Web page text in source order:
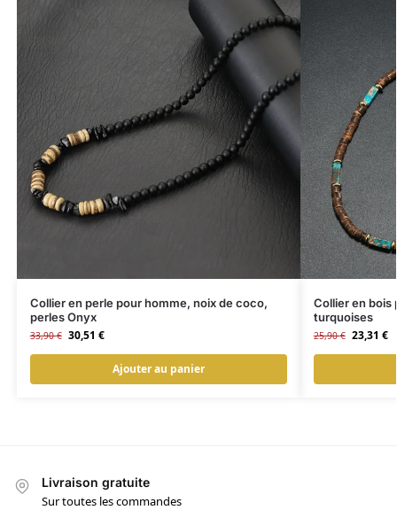
Collier en perle pour homme, noix de coco,
perles Onyx
33,90€ 30,51 €
Ajouter au panier
Collier en bois
turquoises
25,90€ 23,31 €
Livraison gratuite
Sur toutes les commandes